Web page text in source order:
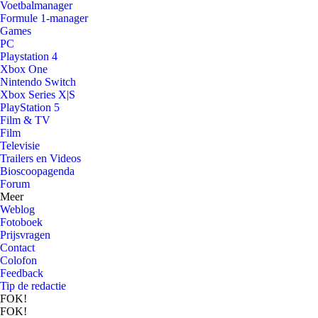
Voetbalmanager
Formule 1-manager
Games
PC
Playstation 4
Xbox One
Nintendo Switch
Xbox Series X|S
PlayStation 5
Film & TV
Film
Televisie
Trailers en Videos
Bioscoopagenda
Forum
Meer
Weblog
Fotoboek
Prijsvragen
Contact
Colofon
Feedback
Tip de redactie
FOK!
FOK!